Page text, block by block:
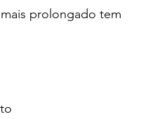
prolongado tem